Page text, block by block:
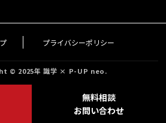
プライバシーポリシー
© 2025年 識学 × P-UP neo.
無料相談
お問い合わせ